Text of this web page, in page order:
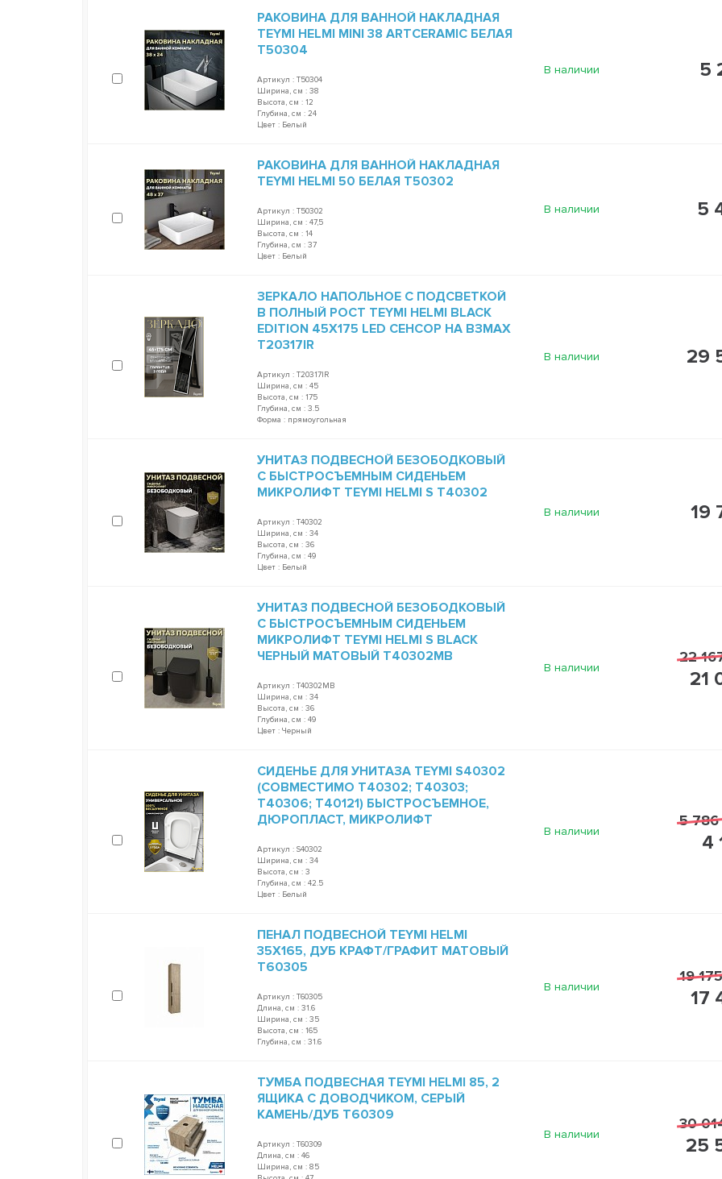
РАКОВИНА ДЛЯ ВАННОЙ НАКЛАДНАЯ
TEYMI HELMI MINI 38 ARTCERAMIC БЕЛАЯ
T50304
Артикул : T50304
Ширина, см : 38
Высота, см : 12
Глубина, см : 24
Цвет : Белый
В наличии 5
РАКОВИНА ДЛЯ ВАННОЙ НАКЛАДНАЯ
TEYMI HELMI 50 БЕЛАЯ T50302
Артикул : T50302
Ширина, см : 47,5
Высота, см : 14
Глубина, см : 37
Цвет : Белый
В наличии 5
ЗЕРКАЛО НАПОЛЬНОЕ С ПОДСВЕТКОЙ
В ПОЛНЫЙ РОСТ TEYMI HELMI BLACK
EDITION 45Х175 LED СЕНСОР НА ВЗМАХ
T20317IR
Артикул : T20317IR
Ширина, см : 45
Высота, см : 175
Глубина, см : 3.5
Форма : прямоугольная
В наличии 29
УНИТАЗ ПОДВЕСНОЙ БЕЗОБОДКОВЫЙ
С БЫСТРОСЪЕМНЫМ СИДЕНЬЕМ
МИКРОЛИФТ TEYMI HELMI S T40302
Артикул : T40302
Ширина, см : 34
Высота, см : 36
Глубина, см : 49
Цвет : Белый
В наличии 19
УНИТАЗ ПОДВЕСНОЙ БЕЗОБОДКОВЫЙ
С БЫСТРОСЪЕМНЫМ СИДЕНЬЕМ
МИКРОЛИФТ TEYMI HELMI S BLACK
ЧЕРНЫЙ МАТОВЫЙ T40302MB
Артикул : T40302MB
Ширина, см : 34
Высота, см : 36
Глубина, см : 49
Цвет : Черный
В наличии
22
21
СИДЕНЬЕ ДЛЯ УНИТАЗА TEYMI S40302
(СОВМЕСТИМО T40302; T40303;
T40306; T40121) БЫСТРОСЪЕМНОЕ,
ДЮРОПЛАСТ, МИКРОЛИФТ
Артикул : S40302
Ширина, см : 34
Высота, см : 3
Глубина, см : 42.5
Цвет : Белый
В наличии
5 786
4
ПЕНАЛ ПОДВЕСНОЙ TEYMI HELMI
35Х165, ДУБ КРАФТ/ГРАФИТ МАТОВЫЙ
T60305
Артикул : T60305
Длина, см : 31.6
Ширина, см : 35
Высота, см : 165
Глубина, см : 31.6
В наличии
19
17
ТУМБА ПОДВЕСНАЯ TEYMI HELMI 85, 2
ЯЩИКА С ДОВОДЧИКОМ, СЕРЫЙ
КАМЕНЬ/ДУБ T60309
Артикул : T60309
Длина, см : 46
Ширина, см : 85
В наличии
30
25